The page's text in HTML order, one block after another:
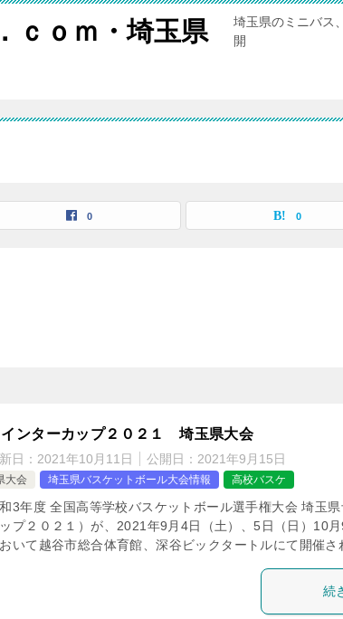
ｃｏｍ・埼玉県
埼玉県のミニバス
開
0 0
インターカップ２０２１ 埼玉県大会
日： 2021年10月11日 公開日： 2021年9月15日
大会 埼玉県バスケットボール大会情報 高校バスケ
3年度 全国高等学校バスケットボール選手権大会 埼玉
プ２０２１）が、2021年9月4日（土）、5日（日）10
いて越谷市総合体育館、深谷ビックタートルにて開催
続